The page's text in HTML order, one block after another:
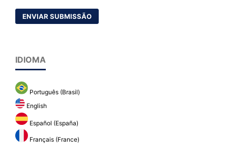
ENVIAR SUBMISSÃO
IDIOMA
Português (Brasil)
English
Español (España)
Français (France)